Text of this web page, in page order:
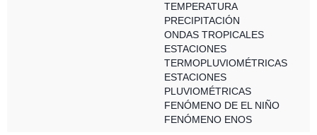
TEMPERATURA
PRECIPITACIÓN
ONDAS TROPICALES
ESTACIONES
TERMOPLUVIOMÉTRICAS
ESTACIONES
PLUVIOMÉTRICAS
FENÓMENO DE EL NIÑO
FENÓMENO ENOS